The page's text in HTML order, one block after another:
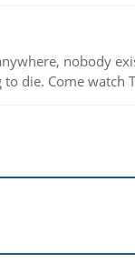
nobody
die. Come watch